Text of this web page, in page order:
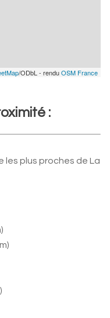
/ODbL - renduOSM France
:
les plus proches de La